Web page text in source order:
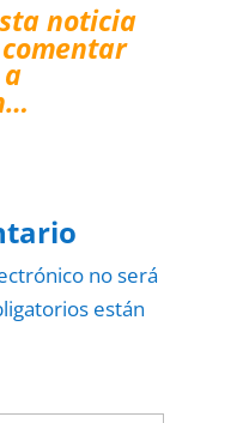
noticia
no será
están